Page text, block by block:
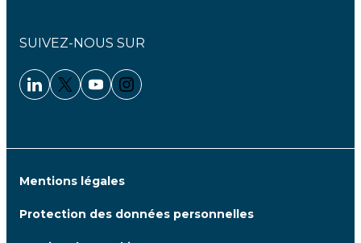
SUIVEZ-NOUS SUR
Linkedin - Clariane
Twitter - Clariane
Youtube - Clariane
Instagram - Clariane
Mentions légales
Protection des données personnelles